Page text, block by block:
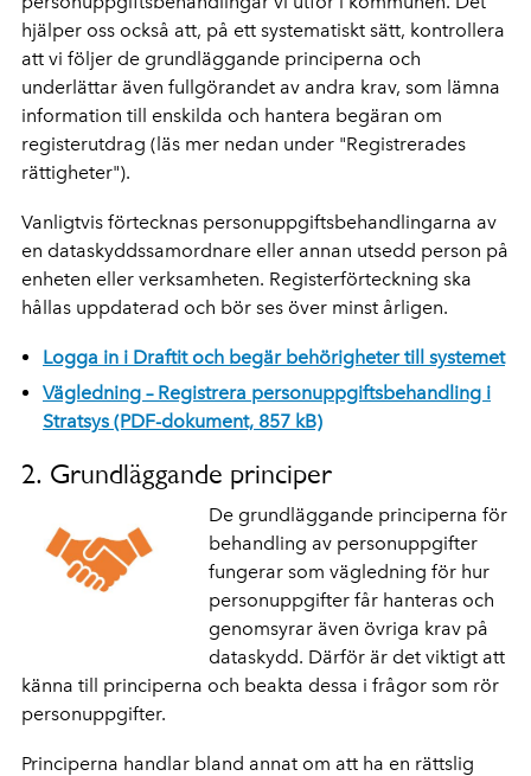
hjälper oss också att, på ett systematiskt sätt, kontrollera
att vi följer de grundläggande principerna och
underlättar även fullgörandet av andra krav, som lämna
information till enskilda och hantera begäran om
registerutdrag (läs mer nedan under "Registrerades
rättigheter").
Vanligtvis förtecknas personuppgiftsbehandlingarna av
en dataskyddssamordnare eller annan utsedd person på
enheten eller verksamheten. Registerförteckning ska
hållas uppdaterad och bör ses över minst årligen.
Logga in i Draftit och begär behörigheter till systemet
Vägledning – Registrera personuppgiftsbehandling i
Stratsys (PDF-dokument, 857 kB)
2. Grundläggande principer
De grundläggande principerna för
behandling av personuppgifter
fungerar som vägledning för hur
personuppgifter får hanteras och
genomsyrar även övriga krav på
dataskydd. Därför är det viktigt att
känna till principerna och beakta dessa i frågor som rör
personuppgifter.
Principerna handlar bland annat om att ha en rättslig